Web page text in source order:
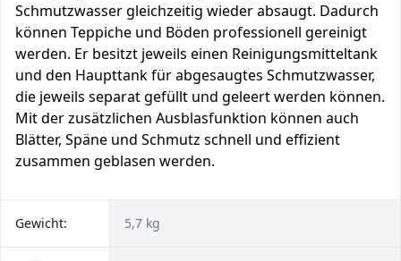
Schmutzwasser gleichzeitig wieder absaugt. Dadurch
können Teppiche und Böden professionell gereinigt
werden. Er besitzt jeweils einen Reinigungsmitteltank
und den Haupttank für abgesaugtes Schmutzwasser,
die jeweils separat gefüllt und geleert werden können.
Mit der zusätzlichen Ausblasfunktion können auch
Blätter, Späne und Schmutz schnell und effizient
zusammen geblasen werden.
Gewicht: 5,7 kg